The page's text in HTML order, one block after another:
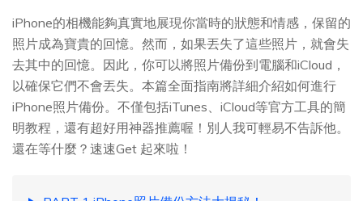
iPhone的相機能夠真實地展現你當時的狀態和情感，保留的
照片成為寶貴的回憶。然而，如果丟失了這些照片，就會失
去其中的回憶。因此，你可以將照片備份到電腦和iCloud，
以確保它們不會丟失。本篇全面指南將詳細介紹如何進行
iPhone照片備份。不僅包括iTunes、iCloud等官方工具的簡
明教程，還有超好用神器推薦喔！別人我可輕易不告訴他。
還在等什麼？速速Get 起來啦！